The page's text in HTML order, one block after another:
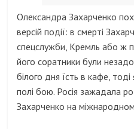
Олександра Захарченко
версій події: в смерті
спецслужби, Кремль або ж
його соратники були
білого дня їсть в кафе,
полі бою. Росія зажадала
Захарченко на